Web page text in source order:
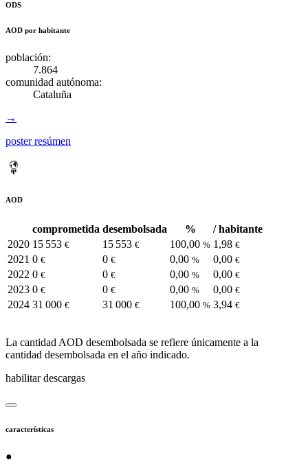
ODS
AOD por habitante
población:
7.864
comunidad autónoma:
Cataluña
→
poster resúmen
AOD
comprometida desembolsada %
/ habitante
2020 15 553 € 15 553 € 100,00 % 1,98 €
2021 0 € 0 € 0,00 % 0,00 €
2022 0 € 0 € 0,00 % 0,00 €
2023 0 € 0 € 0,00 % 0,00 €
2024 31 000 € 31 000 € 100,00 % 3,94 €
La cantidad AOD desembolsada se refiere únicamente a la
cantidad desembolsada en el año indicado.
habilitar descargas
características
●